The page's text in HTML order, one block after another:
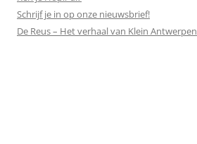
Schrijf je in op onze nieuwsbrief!
De Reus – Het verhaal van Klein Antwerpen